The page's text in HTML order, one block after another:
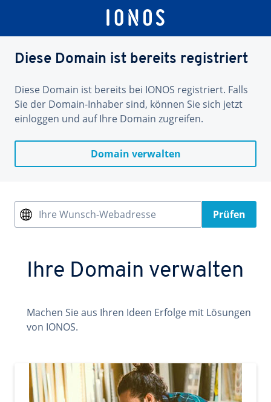
Diese Domain ist bereits registriert
Diese Domain ist bereits bei IONOS registriert. Falls
Sie der Domain-Inhaber sind, können Sie sich jetzt
einloggen und auf Ihre Domain zugreifen.
Domain verwalten
Ihre Wunsch-Webadresse Prüfen
Ihre Domain verwalten
Machen Sie aus Ihren Ideen Erfolge mit Lösungen
von IONOS.